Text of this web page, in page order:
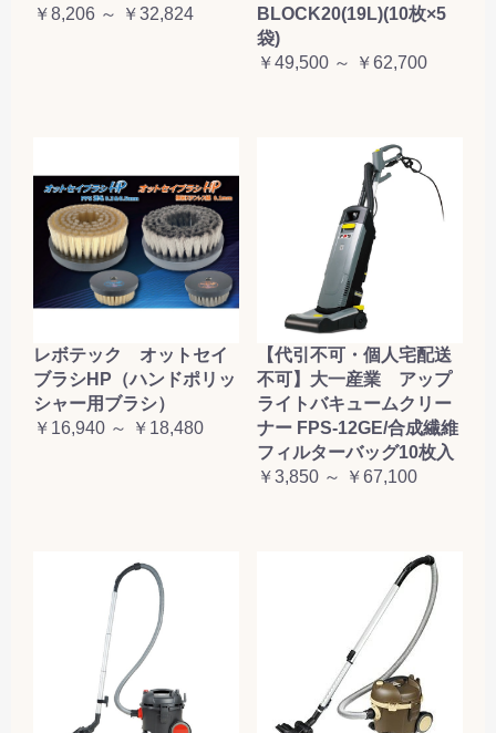
￥8,206 ～ ￥32,824
BLOCK20(19L)(10枚×5
袋)
￥49,500 ～ ￥62,700
レボテック オットセイ
ブラシHP（ハンドポリッ
シャー用ブラシ）
￥16,940 ～ ￥18,480
【代引不可・個人宅配送
不可】大一産業 アップ
ライトバキュームクリー
ナー FPS-12GE/合成繊維
フィルターバッグ10枚入
￥3,850 ～ ￥67,100